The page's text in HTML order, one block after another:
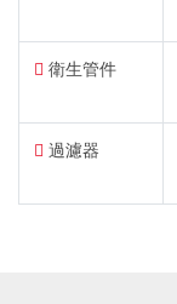
衛生管件
過濾器